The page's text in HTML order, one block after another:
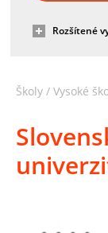
Rozšítené
Školy / Vysoké